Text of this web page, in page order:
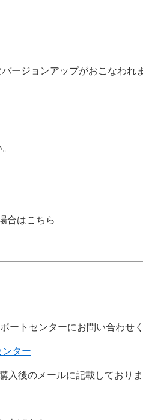
ージョンアップがおこなわれ
合はこちら
ートセンターにお問い合わせく
ター
後のメールに記載しており